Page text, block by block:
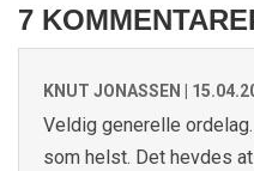
7
KNUT JONASSEN |
Veldig generelle
som helst. Det hevdes